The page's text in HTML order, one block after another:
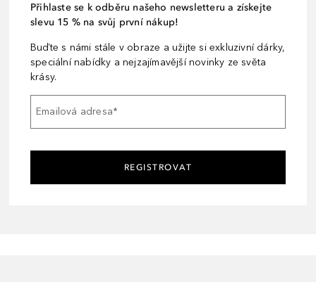
Přihlaste se k odběru našeho newsletteru a získejte
slevu 15 % na svůj první nákup!
Buďte s námi stále v obraze a užijte si exkluzivní dárky,
speciální nabídky a nejzajímavější novinky ze světa
krásy.
Emailová adresa*
REGISTROVAT